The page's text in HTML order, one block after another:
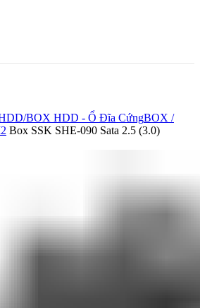
BOX HDD - Ổ Đĩa CứngBOX /
Box SSK SHE-090 Sata 2.5 (3.0)